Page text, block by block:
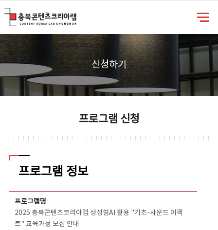
신청하기
프로그램 신청
프로그램 정보
프로그램명
2025 충북콘텐츠코리아랩 생성형AI 활용 "기초-사운드 이펙
트" 교육과정 모집 안내